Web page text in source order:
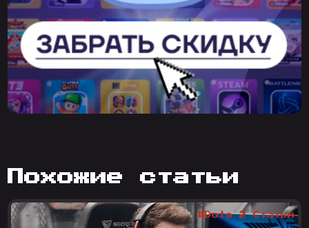
похожие статьи
#Dota 2 Статьи